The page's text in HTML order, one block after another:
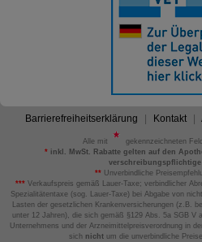
Barrierefreiheitserklärung Kontakt
Alle mit
gekennzeichneten
*inkl. MwSt. Rabatte gelten auf den
verschreibungspflichtige
** Unverbindliche
*** Verkaufspreis gemäß Lauer-Taxe; verbindlicher
Spezialitätentaxe (sog. Lauer-Taxe) bei Abgabe von
Lasten der gesetzlichen Krankenversicherungen (z.B.
unter 12 Jahren), die sich gemäß §129 Abs. 5a SGB V
Unternehmens und der Arzneimittelpreisverordnung in
sich nicht um die unverbindliche